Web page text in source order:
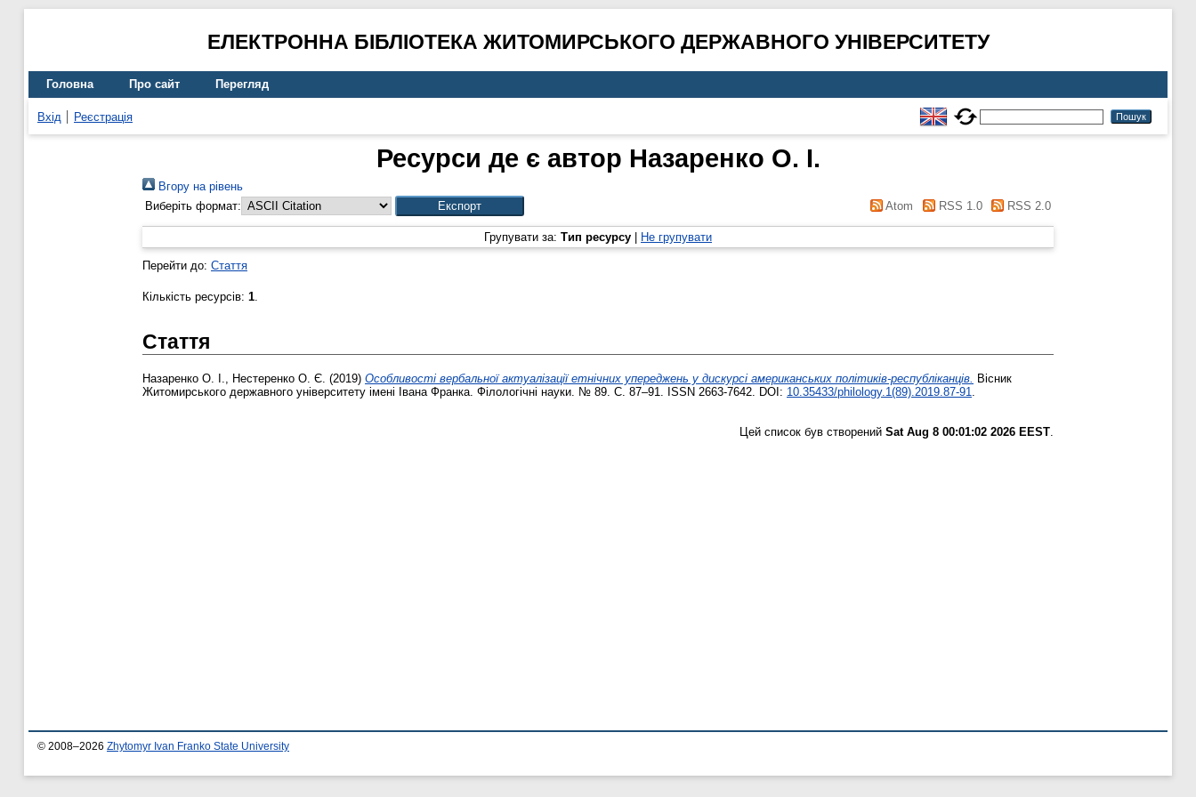
ЕЛЕКТРОННА БІБЛІОТЕКА ЖИТОМИРСЬКОГО ДЕРЖАВНОГО УНІВЕРСИТЕТУ
Головна Про сайт Перегляд
Вхід Реєстрація
Ресурси де є автор Назаренко О. І.
Вгору на рівень
Виберіть формат:
Atom RSS 1.0 RSS 2.0
Групувати за: Тип ресурсу Не групувати
Перейти до: Стаття
Кількість ресурсів: 1.
Стаття
Назаренко О. І., Нестеренко О. Є. (2019) Особливості вербальної актуалізації етнічних упереджень у дискурсі американських політиків-республіканців. Вісник
Житомирського державного університету імені Івана Франка. Філологічні науки. № 89. С. 87–91. ISSN 2663-7642. DOI: 10.35433/philology.1(89).2019.87-91.
Цей список був створений Sat Aug 8 00:01:02 2026 EEST.
© 2008–2026 Zhytomyr Ivan Franko State University